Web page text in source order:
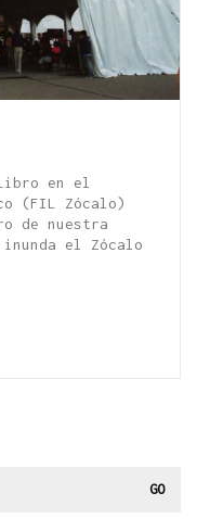
en el
(FIL Zócalo)
de nuestra
inunda el Zócalo